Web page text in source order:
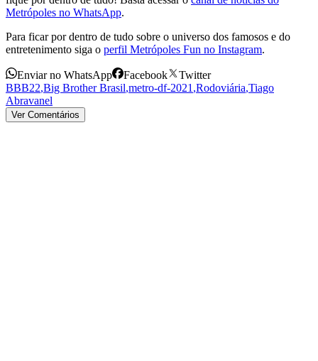
Metrópoles no WhatsApp.
Para ficar por dentro de tudo sobre o universo dos famosos e do
entretenimento siga o perfil Metrópoles Fun no Instagram.
Enviar no WhatsApp Facebook
Twitter
BBB22,Big Brother Brasil,metro-df-2021,Rodoviária,Tiago
Abravanel
Ver Comentários